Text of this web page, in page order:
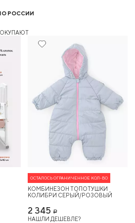
РОССИИ
ОСТАЛОСЬ ОГРАНИЧЕННОЕ КОЛ-ВО
КОМБИНЕЗОН ТОПОТУШКИ
КОЛИБРИ СЕРЫЙ/РОЗОВЫЙ
2 345 Р
НАШЛИ ДЕШЕВЛЕ?